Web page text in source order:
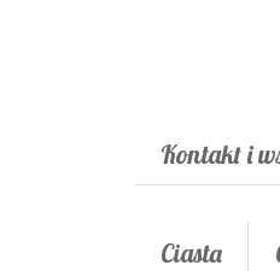
Kontakt i
Ciasta